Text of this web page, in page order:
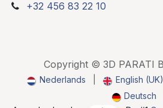
+32 456 83 22 10
Copyright © 3D PARATI
Nederlands English (UK)
Deutsch